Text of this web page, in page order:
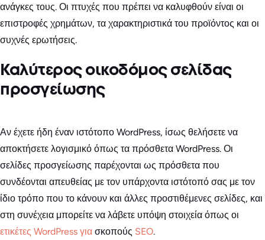
ανάγκες τους. Οι πτυχές που πρέπει να καλυφθούν είναι οι
επιστροφές χρημάτων, τα χαρακτηριστικά του προϊόντος και οι
συχνές ερωτήσεις.
Καλύτερος οικοδόμος σελίδας
προσγείωσης
Αν έχετε ήδη έναν ιστότοπο WordPress, ίσως θελήσετε να
αποκτήσετε λογισμικό όπως τα πρόσθετα WordPress. Οι
σελίδες προσγείωσης παρέχονται ως πρόσθετα που
συνδέονται απευθείας με τον υπάρχοντα ιστότοπό σας με τον
ίδιο τρόπο που το κάνουν και άλλες προστιθέμενες σελίδες, και
στη συνέχεια μπορείτε να λάβετε υπόψη στοιχεία όπως οι
ετικέτες WordPress για σκοπούς SEO.